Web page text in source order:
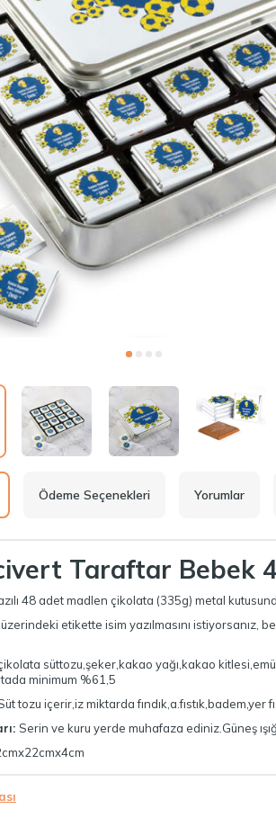
Ödeme Seçenekleri Yorumlar
Taraftar Bebek
48 adet madlen çikolata (335g) metal
etikette isim yazılmasını istiyorsanız,
süttozu,şeker,kakao yağı,kakao
minimum %61,5
tozu içerir,iz miktarda fındık,a.fıstık,badem,yer
Serin ve kuru yerde muhafaza ediniz.Güneş